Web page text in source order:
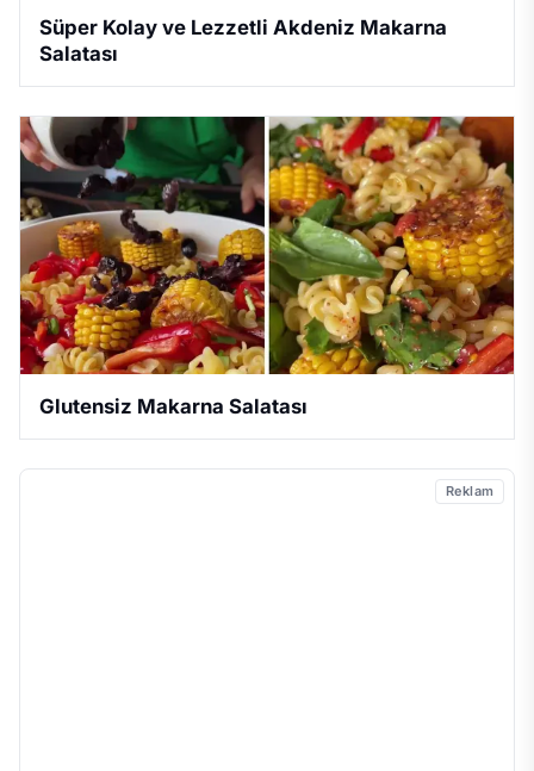
Süper Kolay ve Lezzetli Akdeniz Makarna
Salatası
Glutensiz Makarna Salatası
Reklam